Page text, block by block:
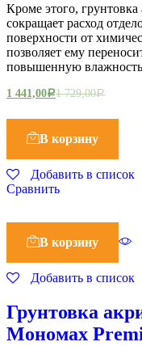
Кроме этого,
сокращает расход
поверхности от
позволяет ему
повышенную
1 441,00Р1 729,00Р
В корзину
Добавить в список
Сравнить
В корзину
Добавить в список
Грунтовка
Мономах